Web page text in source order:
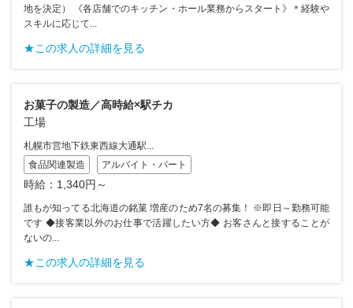
地を決定） 《各店舗でのキッチン・ホール業務からスタート》＊経験や
スキルに応じて...
★この求人の詳細を見る
お菓子の製造／高時給×駅チカ
工場
札幌市営地下鉄東西線大通駅...
食品関連製造
アルバイト・パート
時給：1,340円～
誰もが知ってる北海道の銘菓 増産のため7名の募集！ ※即日～勤務可能
です ◆接客業以外のお仕事で活躍したい方◆ お客さんと接することが
ないの...
★この求人の詳細を見る